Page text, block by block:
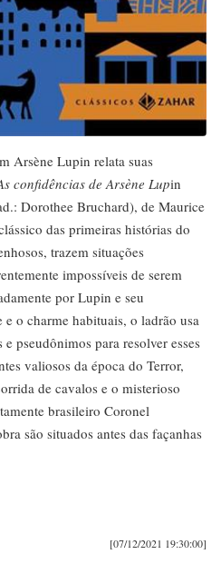
Arsène Lupin relata suas
confidências de Arsène Lupin
Dorothee Bruchard), de Maurice
das primeiras histórias do
trazem situações
impossíveis de serem
por Lupin e seu
o charme habituais, o ladrão usa
pseudônimos para resolver esses
valiosos da época do Terror,
de cavalos e o misterioso
brasileiro Coronel
são situados antes das façanhas
[07/12/2021 19:30:00]